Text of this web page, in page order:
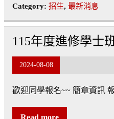
Category: 招生, 最新消息
115年度進修學士
2024-08-08
歡迎同學報名~~ 簡章資訊
Read more